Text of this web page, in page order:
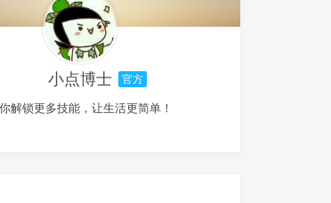
小点博士 官方
解锁更多技能，让生活更简单！